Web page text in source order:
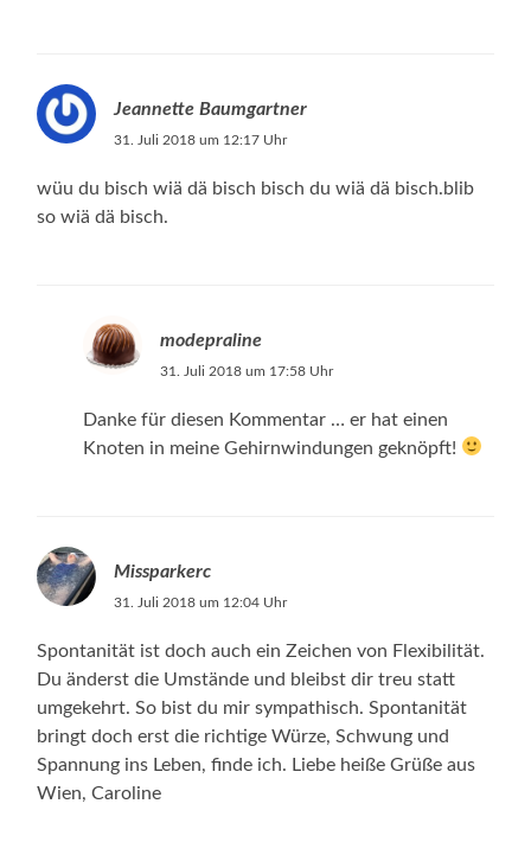
Jeannette Baumgartner
31. Juli 2018 um 12:17 Uhr
wüu du bisch wiä dä bisch bisch du wiä dä bisch.blib
so wiä dä bisch.
modepraline
31. Juli 2018 um 17:58 Uhr
Danke für diesen Kommentar … er hat einen
Knoten in meine Gehirnwindungen geknöpft!
Missparkerc
31. Juli 2018 um 12:04 Uhr
Spontanität ist doch auch ein Zeichen von Flexibilität.
Du änderst die Umstände und bleibst dir treu statt
umgekehrt. So bist du mir sympathisch. Spontanität
bringt doch erst die richtige Würze, Schwung und
Spannung ins Leben, finde ich. Liebe heiße Grüße aus
Wien, Caroline